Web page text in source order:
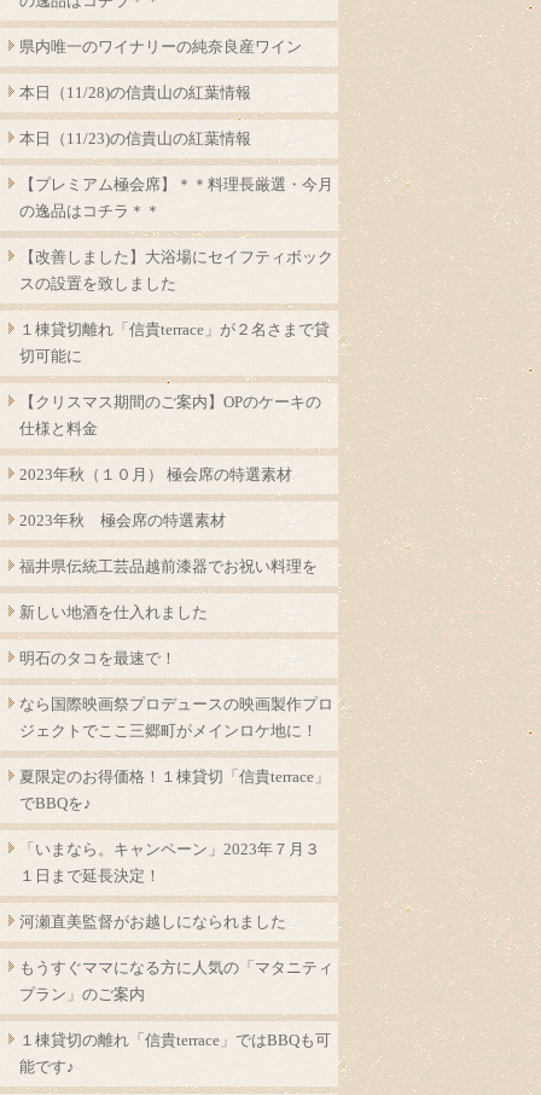
県内唯一のワイナリーの純奈良産ワイン
本日（11/28)の信貴山の紅葉情報
本日（11/23)の信貴山の紅葉情報
【プレミアム極会席】＊＊料理長厳選・今月
の逸品はコチラ＊＊
【改善しました】大浴場にセイフティボック
スの設置を致しました
１棟貸切離れ「信貴terrace」が２名さまで貸
切可能に
【クリスマス期間のご案内】OPのケーキの
仕様と料金
2023年秋（１０月） 極会席の特選素材
2023年秋 極会席の特選素材
福井県伝統工芸品越前漆器でお祝い料理を
新しい地酒を仕入れました
明石のタコを最速で！
なら国際映画祭プロデュースの映画製作プロ
ジェクトでここ三郷町がメインロケ地に！
夏限定のお得価格！１棟貸切「信貴terrace」
でBBQを♪
「いまなら。キャンペーン」2023年７月３
１日まで延長決定！
河瀬直美監督がお越しになられました
もうすぐママになる方に人気の「マタニティ
プラン」のご案内
１棟貸切の離れ「信貴terrace」ではBBQも可
能です♪